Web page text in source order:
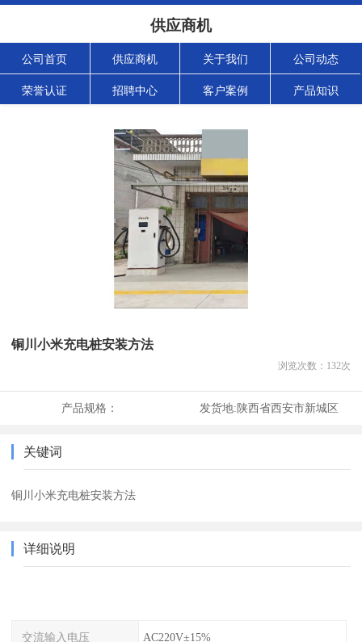
供应商机
公司首页 供应商机 关于我们 公司动态
荣誉认证 招聘中心 客户案例 产品知识
铜川小米充电桩安装方法
浏览次数： 132次
产品规格： 发货地:陕西省西安市新城区
关键词
铜川小米充电桩安装方法
详细说明
交流输入电压 AC220V±15%